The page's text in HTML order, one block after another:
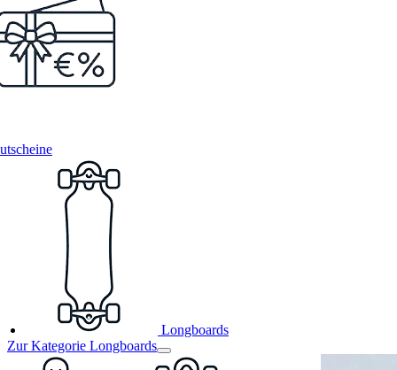
Longboards
Zur Kategorie Longboards